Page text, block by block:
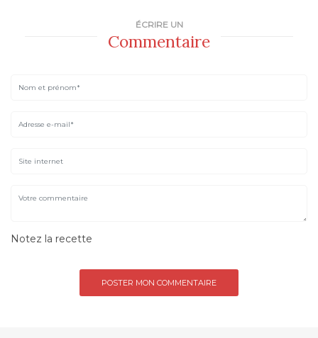
ÉCRIRE UN
Commentaire
Notez la recette